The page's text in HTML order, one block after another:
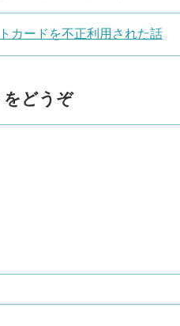
カードを不正利用された話
をどうぞ